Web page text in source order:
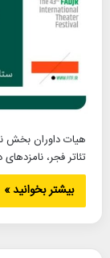
هیات داوران بخش
تئاتر فجر،
بیشتر بخوانید »